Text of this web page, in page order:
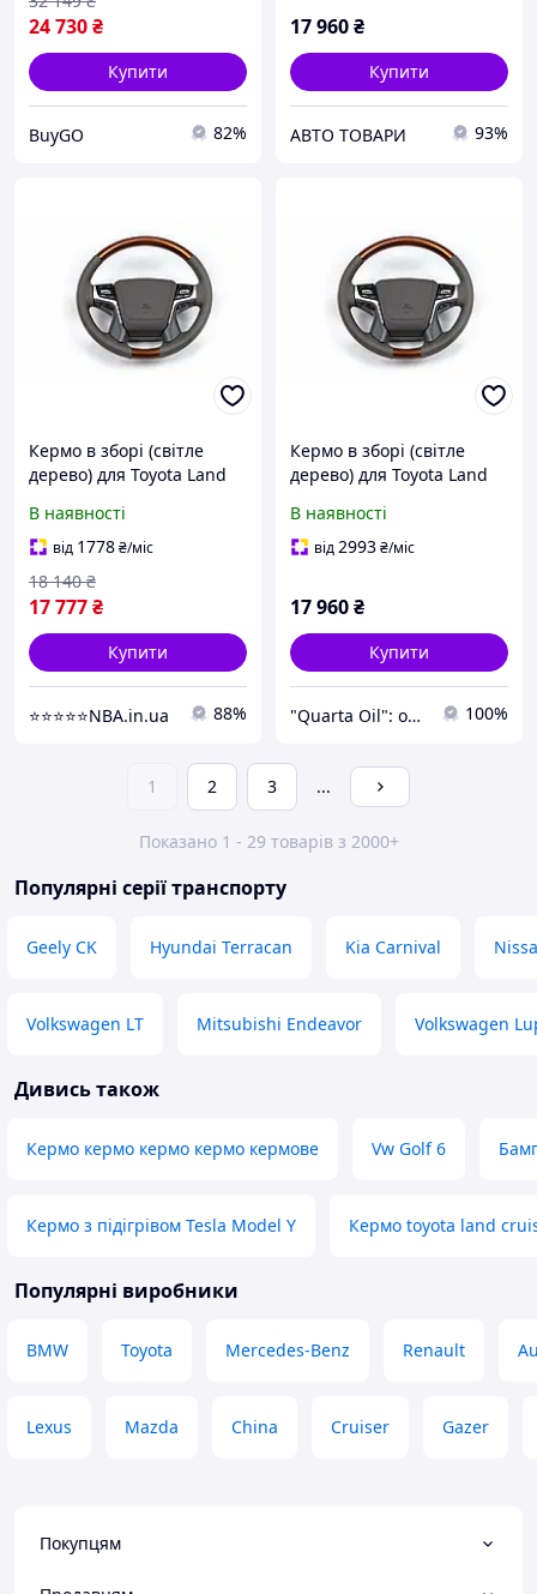
24 730₴
Купити
BuyGO 82%
17 960₴
Купити
АВТО ТОВАРИ 93%
Кермо в зборі (світле
дерево) для Toyota Land
2023 рр
В наявності
від 1778₴/міс
17 777₴
18 140 ₴
Купити
⭐️⭐️⭐️⭐️⭐️NBA.in.ua 88%
Кермо в зборі (світле
дерево) для Toyota Land
В наявності
від2993₴/міс
17 960₴
Купити
"Quarta Oil": обирайте найкраще для вашого авто! 100%
1 2 3 ...
Показано 1 - 29 товарів з 2000+
Популярні серії транспорту
Geely CK Hyundai Terracan Kia Carnival
Volkswagen LT Mitsubishi Endeavor Volkswagen
Дивись також
Кермо кермо кермо кермо кермове Vw Golf 6
Кермо з підігрівом Tesla Model Y Кермо toyota land
Популярні виробники
BMW Toyota Mercedes-Benz Renault
Lexus Mazda China Cruiser Gazer
Покупцям